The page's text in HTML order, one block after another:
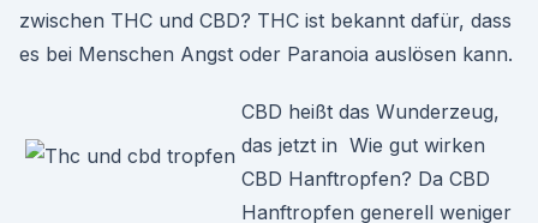
zwischen THC und CBD? THC ist bekannt dafür, dass
es bei Menschen Angst oder Paranoia auslösen kann.
CBD heißt das Wunderzeug,
das jetzt in Wie gut wirken
CBD Hanftropfen? Da CBD
Hanftropfen generell weniger